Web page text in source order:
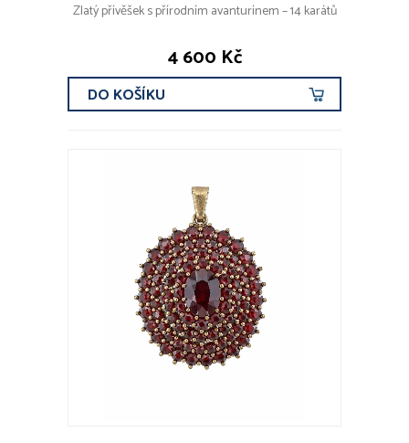
Zlatý přívěšek s přírodním avanturínem – 14 karátů
4 600 Kč
DO KOŠÍKU